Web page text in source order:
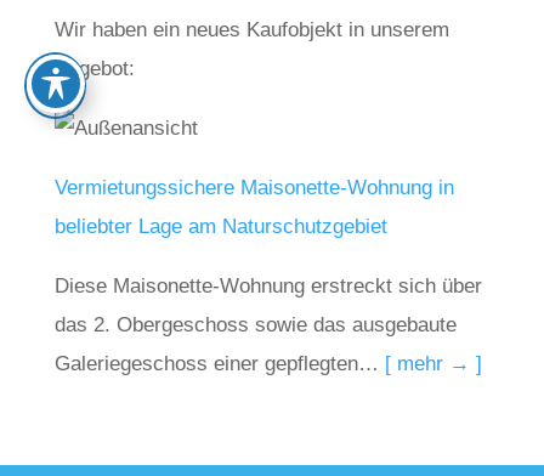
Wir haben ein neues Kaufobjekt in unserem
Angebot:
Vermietungssichere Maisonette-Wohnung in
beliebter Lage am Naturschutzgebiet
Diese Maisonette-Wohnung erstreckt sich über
das 2. Obergeschoss sowie das ausgebaute
Galeriegeschoss einer gepflegten… [ mehr → ]